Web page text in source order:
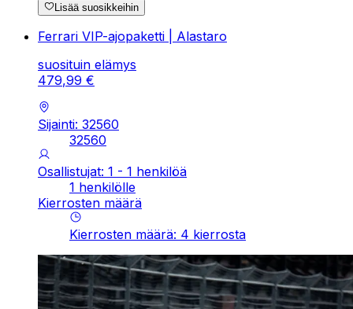
Lisää suosikkeihin
Ferrari VIP-ajopaketti | Alastaro
suosituin elämys
479,99 €
Sijainti: 32560
32560
Osallistujat: 1 - 1 henkilöä
1 henkilölle
Kierrosten määrä
Kierrosten määrä: 4 kierrosta